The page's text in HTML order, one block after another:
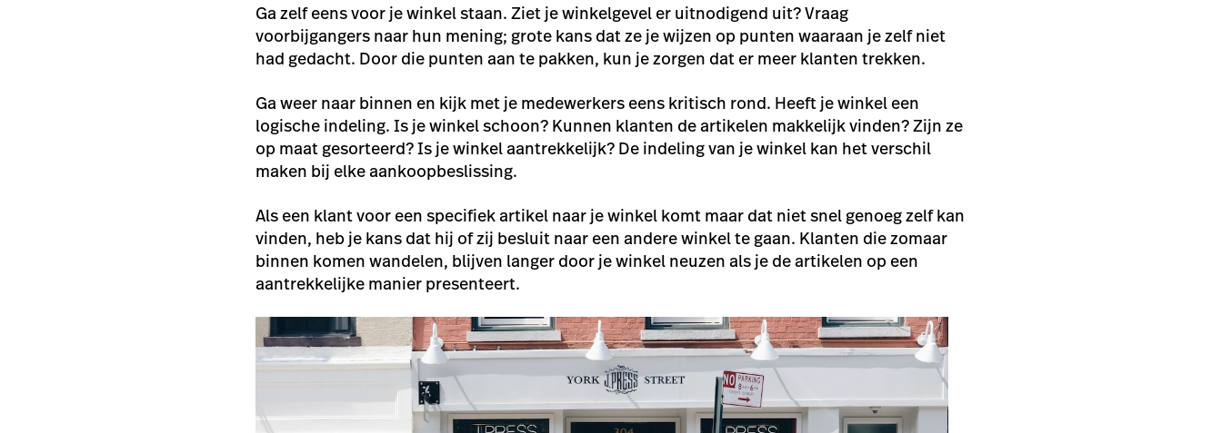
Ga zelf eens voor je winkel staan. Ziet je winkelgevel er uitnodigend uit? Vraag
voorbijgangers naar hun mening; grote kans dat ze je wijzen op punten waaraan je zelf niet
had gedacht. Door die punten aan te pakken, kun je zorgen dat er meer klanten trekken.
Ga weer naar binnen en kijk met je medewerkers eens kritisch rond. Heeft je winkel een
logische indeling. Is je winkel schoon? Kunnen klanten de artikelen makkelijk vinden? Zijn ze
op maat gesorteerd? Is je winkel aantrekkelijk? De indeling van je winkel kan het verschil
maken bij elke aankoopbeslissing.
Als een klant voor een specifiek artikel naar je winkel komt maar dat niet snel genoeg zelf kan
vinden, heb je kans dat hij of zij besluit naar een andere winkel te gaan. Klanten die zomaar
binnen komen wandelen, blijven langer door je winkel neuzen als je de artikelen op een
aantrekkelijke manier presenteert.